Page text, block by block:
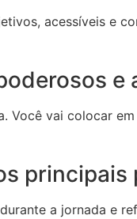
acessíveis e
e
Você vai colocar
a jornada e